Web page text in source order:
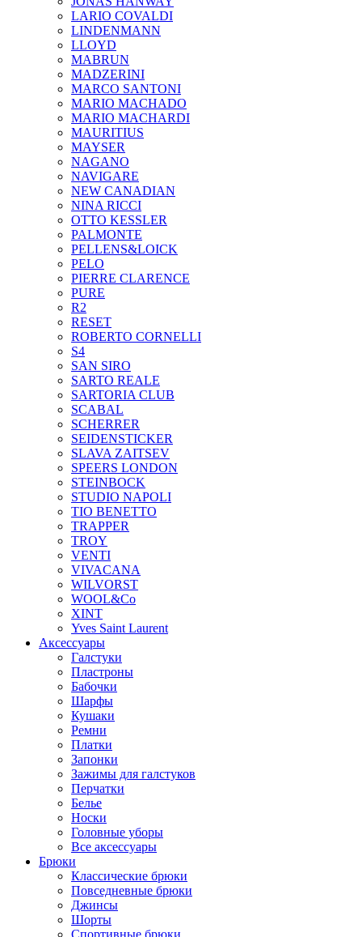
LARIO COVALDI
LINDENMANN
LLOYD
MABRUN
MADZERINI
MARCO SANTONI
MARIO MACHADO
MARIO MACHARDI
MAURITIUS
MAYSER
NAGANO
NAVIGARE
NEW CANADIAN
NINA RICCI
OTTO KESSLER
PALMONTE
PELLENS&LOICK
PELO
PIERRE CLARENCE
PURE
R2
RESET
ROBERTO CORNELLI
S4
SAN SIRO
SARTO REALE
SARTORIA CLUB
SCABAL
SCHERRER
SEIDENSTICKER
SLAVA ZAITSEV
SPEERS LONDON
STEINBOCK
STUDIO NAPOLI
TIO BENETTO
TRAPPER
TROY
VENTI
VIVACANA
WILVORST
WOOL&Co
XINT
Yves Saint Laurent
Аксессуары
Галстуки
Пластроны
Бабочки
Шарфы
Кушаки
Ремни
Платки
Запонки
Зажимы для галстуков
Перчатки
Белье
Носки
Головные уборы
Все аксессуары
Брюки
Классические брюки
Повседневные брюки
Джинсы
Шорты
Спортивные брюки